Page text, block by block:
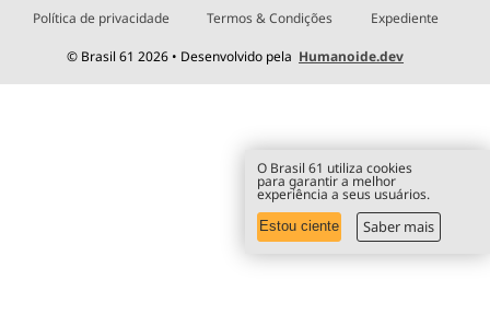
Política de privacidade Termos & Condições Expediente
© Brasil 61 2026 • Desenvolvido pela Humanoide.dev
O Brasil 61 utiliza cookies
para garantir a melhor
experiência a seus usuários.
Estou ciente Saber mais